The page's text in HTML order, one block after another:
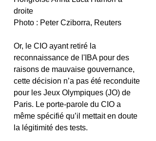
droite
Photo : Peter Cziborra, Reuters
Or, le CIO ayant retiré la
reconnaissance de l'IBA pour des
raisons de mauvaise gouvernance,
cette décision n’a pas été reconduite
pour les Jeux Olympiques (JO) de
Paris. Le porte-parole du CIO a
même spécifié qu’il mettait en doute
la légitimité des tests.